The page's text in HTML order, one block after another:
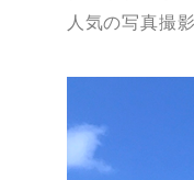
人気の写真撮